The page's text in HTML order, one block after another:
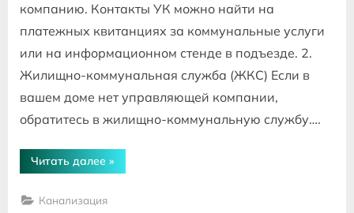
компанию. Контакты УК можно найти на
платежных квитанциях за коммунальные услуги
или на информационном стенде в подъезде. 2.
Жилищно-коммунальная служба (ЖКС) Если в
вашем доме нет управляющей компании,
обратитесь в жилищно-коммунальную службу….
Читать далее “Куда
обращаться
канализация
»
Канализация